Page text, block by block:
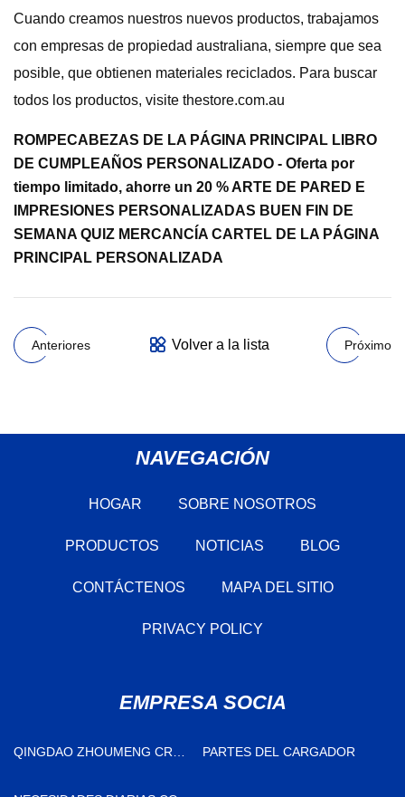
Cuando creamos nuestros nuevos productos, trabajamos
con empresas de propiedad australiana, siempre que sea
posible, que obtienen materiales reciclados. Para buscar
todos los productos, visite thestore.com.au
ROMPECABEZAS DE LA PÁGINA PRINCIPAL LIBRO
DE CUMPLEAÑOS PERSONALIZADO - Oferta por
tiempo limitado, ahorre un 20 % ARTE DE PARED E
IMPRESIONES PERSONALIZADAS BUEN FIN DE
SEMANA QUIZ MERCANCÍA CARTEL DE LA PÁGINA
PRINCIPAL PERSONALIZADA
Anteriores Volver a la lista Próximo
NAVEGACIÓN
HOGAR SOBRE NOSOTROS
PRODUCTOS NOTICIAS BLOG
CONTÁCTENOS MAPA DEL SITIO
PRIVACY POLICY
EMPRESA SOCIA
QINGDAO ZHOUMENG CRUZ
LIMITADO.
PARTES DEL CARGADOR